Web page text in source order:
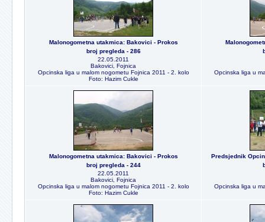
Malonogometna utakmica: Bakovici - Prokos
broj pregleda - 286
22.05.2011
Bakovici, Fojnica
Opcinska liga u malom nogometu Fojnica 2011 - 2. kolo
Foto: Hazim Cukle
Opcinska liga u
Malonogometna utakmica: Bakovici - Prokos
broj pregleda - 244
22.05.2011
Bakovici, Fojnica
Opcinska liga u malom nogometu Fojnica 2011 - 2. kolo
Foto: Hazim Cukle
Predsjednik
Opcinska liga u